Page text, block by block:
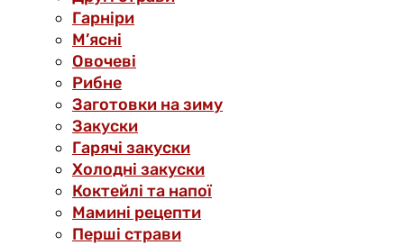
Гарніри
М’ясні
Овочеві
Рибне
Заготовки на зиму
Закуски
Гарячі закуски
Холодні закуски
Коктейлі та напої
Мамині рецепти
Перші страви